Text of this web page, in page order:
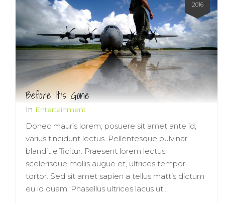
2016
Before It’s Gone
In Entertainment
Donec mauris lorem, posuere sit amet ante id,
varius tincidunt lectus. Pellentesque pulvinar
blandit efficitur. Praesent lorem lectus,
scelerisque mollis augue et, ultrices tempor
tortor. Sed sit amet sapien a tellus mattis dictum
eu id quam. Phasellus ultrices lacus ut…